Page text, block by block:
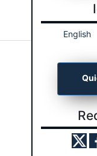
English